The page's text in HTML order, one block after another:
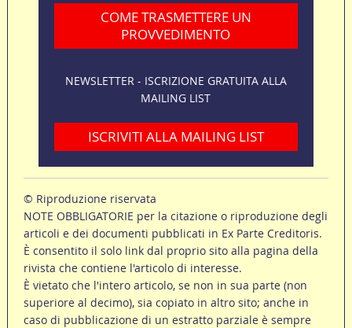
COME TRASMETTERE UN
PROVVEDIMENTO
NEWSLETTER - ISCRIZIONE GRATUITA ALLA
MAILING LIST
ISCRIVITI ALLA MAILING LIST
© Riproduzione riservata
NOTE OBBLIGATORIE per la citazione o riproduzione degli
articoli e dei documenti pubblicati in Ex Parte Creditoris.
È consentito il solo link dal proprio sito alla pagina della
rivista che contiene l'articolo di interesse.
È vietato che l'intero articolo, se non in sua parte (non
superiore al decimo), sia copiato in altro sito; anche in
caso di pubblicazione di un estratto parziale è sempre